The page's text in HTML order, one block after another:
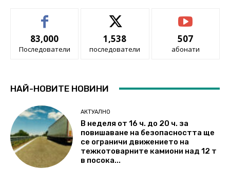
83,000
Последователи
1,538
последователи
507
абонати
НАЙ-НОВИТЕ НОВИНИ
АКТУАЛНО
В неделя от 16 ч. до 20 ч. за
повишаване на безопасността ще
се ограничи движението на
тежкотоварните камиони над 12 т
в посока...